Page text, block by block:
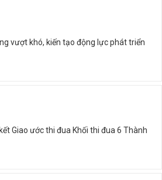
vượt khó, kiến tạo động lực phát triển
Giao ước thi đua Khối thi đua 6 Thành